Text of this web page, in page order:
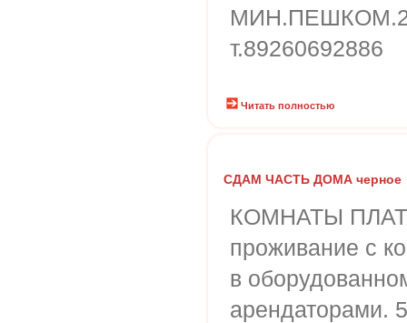
т.89260692886
Читать полностью
СДАМ ЧАСТЬ ДОМА черное
КОМНАТЫ
проживание с
в
арендаторами.